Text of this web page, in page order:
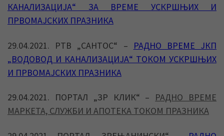
КАНАЛИЗАЦИЈА“ ЗА ВРЕМЕ УСКРШЊИХ И
ПРВОМАЈСКИХ ПРАЗНИКА
29.04.2021. РТВ „САНТОС“ –
РАДНО ВРЕМЕ ЈКП
„ВОДОВОД И КАНАЛИЗАЦИЈА“ ТОКОМ УСКРШЊИХ
И ПРВОМАЈСКИХ ПРАЗНИКА
29.04.2021. ПОРТАЛ „ЗР КЛИК“ – РАДНО ВРЕМЕ
МАРКЕТА, СЛУЖБИ И АПОТЕКА ТОКОМ ПРАЗНИКА